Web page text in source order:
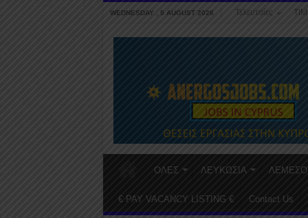
WEDNESDAY , 5 AUGUST 2026 Τελευταίες
ΟΛΕΣ ΛΕΥΚΩΣΙΑ
€ PAY VACANCY LISTING € Contact Us